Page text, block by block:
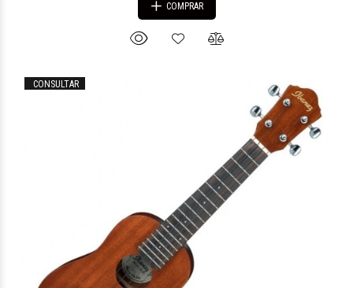
COMPRAR
CONSULTAR